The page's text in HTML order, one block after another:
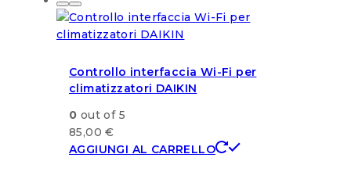
Controllo interfaccia Wi-Fi per
climatizzatori DAIKIN
0 out of 5
85,00€
AGGIUNGI AL CARRELLO